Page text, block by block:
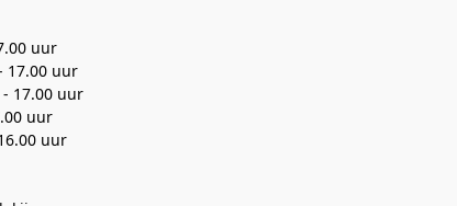
uur
17.00 uur
17.00 uur
uur
uur